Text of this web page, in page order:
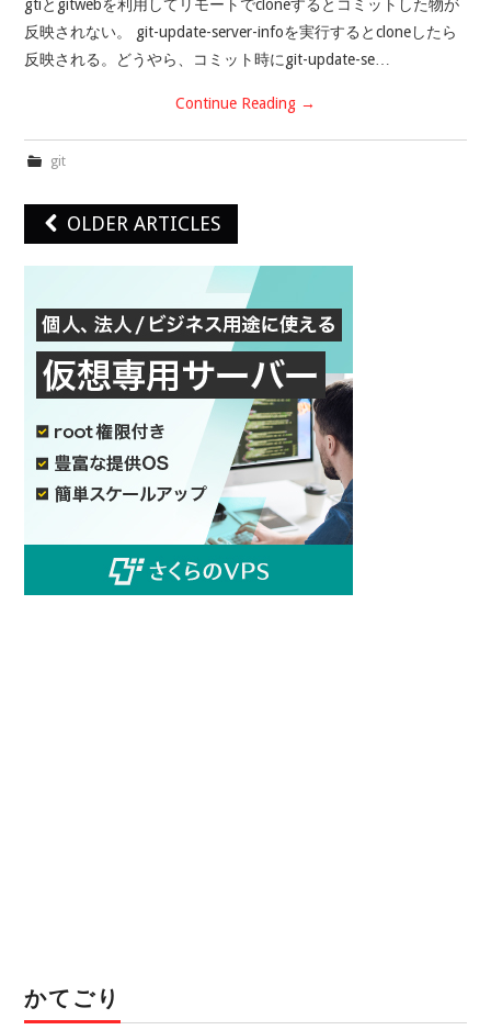
gtiとgitwebを利用してリモートでcloneするとコミットした物が
反映されない。 git-update-server-infoを実行するとcloneしたら
反映される。どうやら、コミット時にgit-update-se…
Continue Reading →
git
OLDER ARTICLES
かてごり